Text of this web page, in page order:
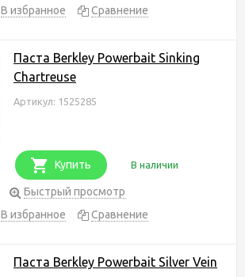
В избранное
Сравнение
Паста Berkley Powerbait Sinking
Chartreuse
Артикул: 1525285
Купить В наличии
Быстрый просмотр
В избранное
Сравнение
Паста Berkley Powerbait Silver Vein